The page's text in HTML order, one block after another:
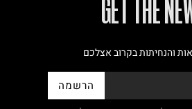
והנחיתות בקרוב אצלכם
הרשמה